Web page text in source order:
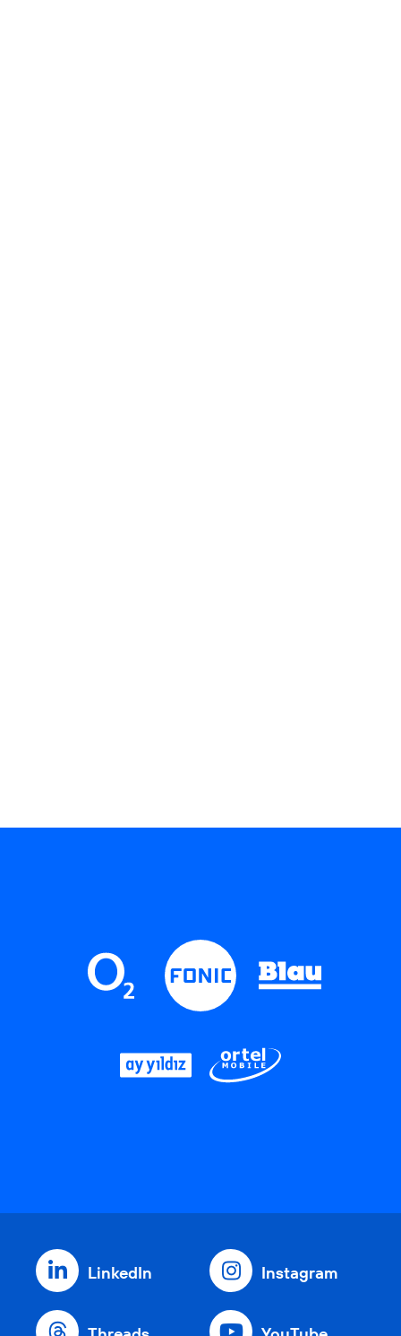
LinkedIn Instagram